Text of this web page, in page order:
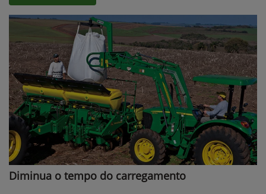
Diminua o tempo do carregamento